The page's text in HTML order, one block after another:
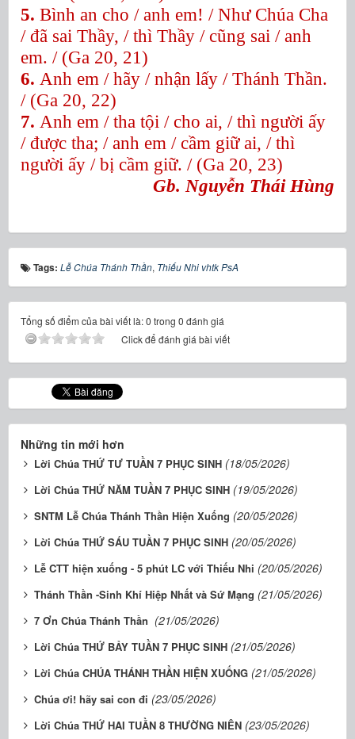
5. Bình an cho / anh em! / Như Chúa Cha
/ đã sai Thầy, / thì Thầy / cũng sai / anh
em. / (Ga 20, 21)
6. Anh em / hãy / nhận lấy / Thánh Thần.
/ (Ga 20, 22)
7. Anh em / tha tội / cho ai, / thì người ấy
/ được tha; / anh em / cầm giữ ai, / thì
người ấy / bị cầm giữ. / (Ga 20, 23)
Gb. Nguyễn Thái Hùng
Tags: Lễ Chúa Thánh Thần, Thiếu Nhi vhtk PsA
Tổng số điểm của bài viết là: 0 trong 0 đánh giá
Click để đánh giá bài viết
Những tin mới hơn
Lời Chúa THỨ TƯ TUẦN 7 PHỤC SINH (18/05/2026)
Lời Chúa THỨ NĂM TUẦN 7 PHỤC SINH (19/05/2026)
SNTM Lễ Chúa Thánh Thần Hiện Xuống (20/05/2026)
Lời Chúa THỨ SÁU TUẦN 7 PHỤC SINH (20/05/2026)
Lễ CTT hiện xuống - 5 phút LC với Thiếu Nhi (20/05/2026)
Thánh Thần -Sinh Khí Hiệp Nhất và Sứ Mạng (21/05/2026)
7 Ơn Chúa Thánh Thần (21/05/2026)
Lời Chúa THỨ BẢY TUẦN 7 PHỤC SINH (21/05/2026)
Lời Chúa CHÚA THÁNH THẦN HIỆN XUỐNG (21/05/2026)
Chúa ơi! hãy sai con đi (23/05/2026)
Lời Chúa THỨ HAI TUẦN 8 THƯỜNG NIÊN (23/05/2026)